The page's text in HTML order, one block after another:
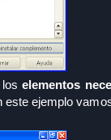
loselementos
este ejemplo